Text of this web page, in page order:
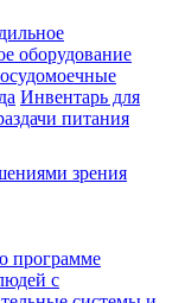
оборудование
Инвентарь для
питания
зрения
программе
с